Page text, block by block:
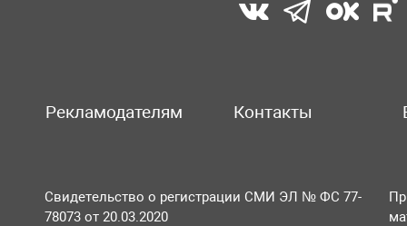
Рекламодателям Контакты
Свидетельство о регистрации СМИ ЭЛ № ФС 77-
78073 от 20.03.2020